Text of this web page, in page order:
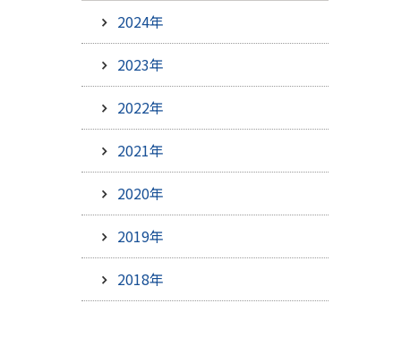
2024年
2023年
2022年
2021年
2020年
2019年
2018年